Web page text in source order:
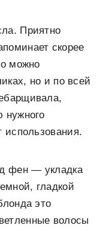
Приятно
скорее
можно
но и по всей
нужного
использования.
фен — укладка
гладкой
это
волосы